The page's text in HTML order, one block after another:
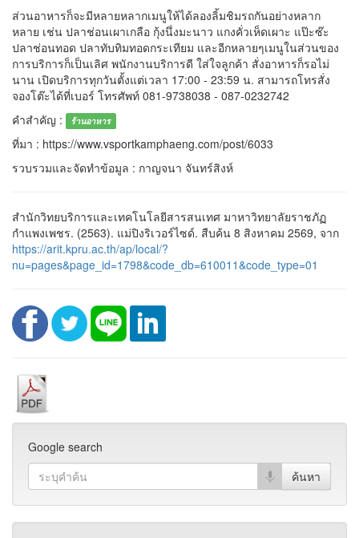
ส่วนอาหารก็จะมีหลายหลากเมนูให้ได้ลองลิ้มชิมรถกันอย่างหลาก
หลาย เช่น ปลาช่อนเผาเกลือ กุ้งนึ่งมะนาว แกงคั่วเห็ดเผาะ แป๊ะซ๊ะ
ปลาช่อนทอด ปลาทับทิมทอดกระเทียม และอีกหลายๆเมนูในส่วนของ
การบริการก็เป็นเลิศ พนักงานบริการดี ใส่ใจลูกค้า สั่งอาหารก็รอไม่
นาน เปิดบริการทุกวันตั้งแต่เวลา 17:00 - 23:59 น. สามารถโทรสั่ง
จองโต๊ะได้ที่เบอร์ โทรศัพท์ 081-9738038 - 087-0232742
คำสำคัญ :
ร้านอาหาร
ที่มา : https://www.vsportkamphaeng.com/post/6033
รวบรวมและจัดทำข้อมูล : กาญจนา จันทร์สิงห์
สำนักวิทยบริการและเทคโนโลยีสารสนเทศ มาหาวิทยาลัยราชภัฏ
กำแพงเพชร. (2563). แม่ปิงริเวอร์ไซด์. สืบค้น 8 สิงหาคม 2569, จาก
https://arit.kpru.ac.th/ap/local/?
nu=pages&page_id=1798&code_db=610011&code_type=01
Google search